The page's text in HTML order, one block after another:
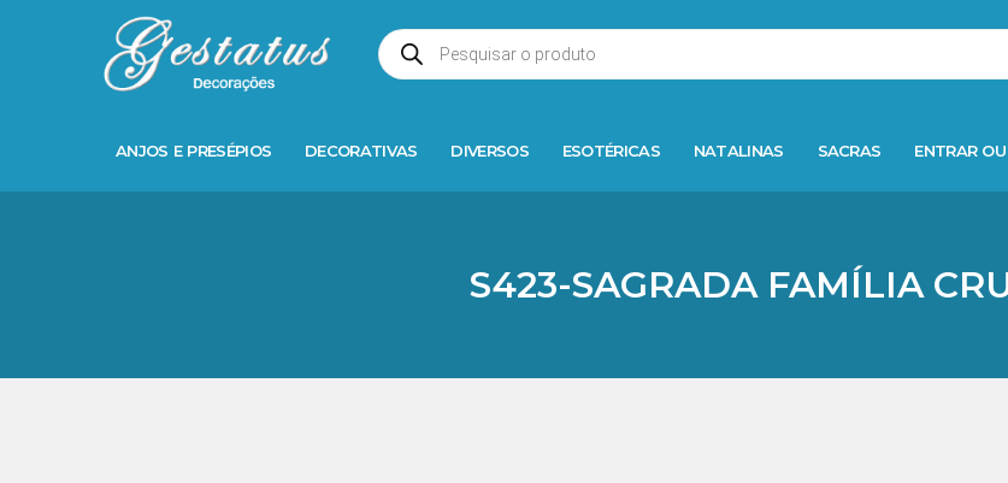
ANJOS E PRESÉPIOS DECORATIVAS DIVERSOS ESOTÉRICAS NATALINAS SACRAS ENTRAR
S423-SAGRADA FAMÍLIA